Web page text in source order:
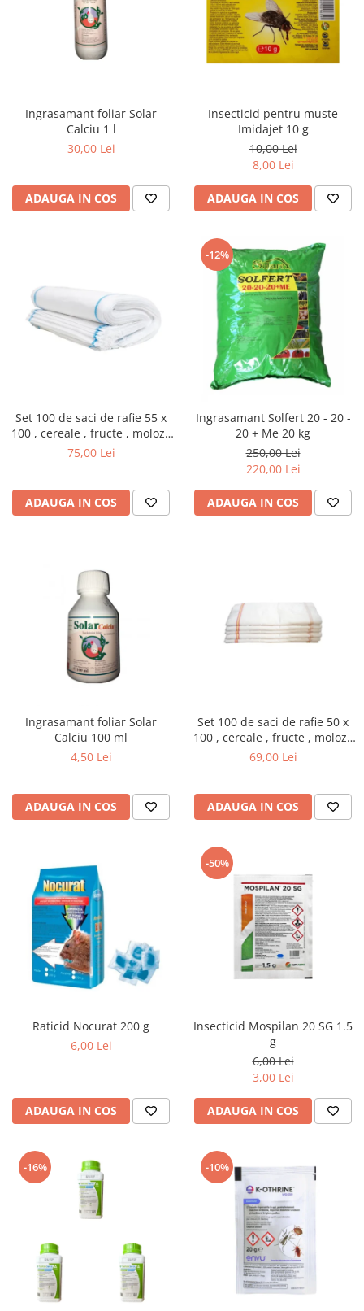
Ingrasamant foliar Solar
Calciu 1 l
30,00 Lei
ADAUGA IN COS
Insecticid pentru muste
Imidajet 10 g
10,00 Lei
8,00 Lei
ADAUGA IN COS
Set 100 de saci de rafie 55 x
100 , cereale , fructe , moloz ,
menaj si depozitare
75,00 Lei
ADAUGA IN COS
-12%
Ingrasamant Solfert 20 - 20 -
20 + Me 20 kg
250,00 Lei
220,00 Lei
ADAUGA IN COS
Ingrasamant foliar Solar
Calciu 100 ml
4,50 Lei
ADAUGA IN COS
Set 100 de saci de rafie 50 x
100 , cereale , fructe , moloz ,
menaj si depozitare
69,00 Lei
ADAUGA IN COS
Raticid Nocurat 200 g
6,00 Lei
ADAUGA IN COS
-50%
Insecticid Mospilan 20 SG 1.5
g
6,00 Lei
3,00 Lei
ADAUGA IN COS
-16% -10%